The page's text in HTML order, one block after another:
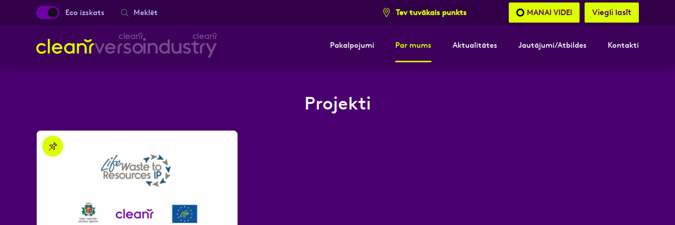
Eco izskats Meklēt Tev tuvākais punkts MANAI VIDEI Viegli lasīt
Pakalpojumi Par mums Aktualitātes Jautājumi/Atbildes Kontakti
Projekti
Aizpildi pieteikuma formu un mēs ar tevi sazināsimies